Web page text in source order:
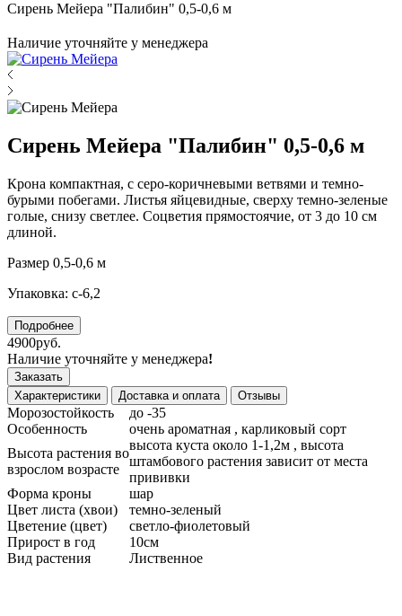
Сирень Мейера "Палибин" 0,5-0,6 м
Наличие уточняйте у менеджера
Сирень Мейера "Палибин" 0,5-0,6 м
Крона компактная, с серо-коричневыми ветвями и темно-
бурыми побегами. Листья яйцевидные, сверху темно-зеленые
голые, снизу светлее. Соцветия прямостоячие, от 3 до 10 см
длиной.
Размер 0,5-0,6 м
Упаковка: с-6,2
Подробнее
4900руб.
Наличие уточняйте у менеджера!
Заказать
Характеристики
Доставка и оплата Отзывы
Морозостойкость
до -35
Особенность
очень ароматная , карликовый сорт
Высота растения во
взрослом возрасте
высота куста около 1-1,2м , высота
штамбового растения зависит от места
прививки
Форма кроны
шар
Цвет листа (хвои)
темно-зеленый
Цветение (цвет)
светло-фиолетовый
Прирост в год
10см
Вид растения
Лиственное